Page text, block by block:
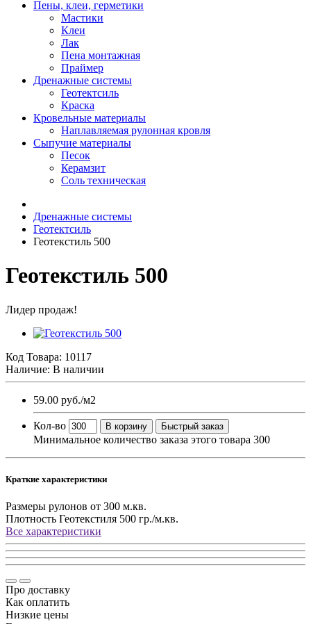
Пены, клеи, герметики
Мастики
Клеи
Лак
Пена монтажная
Праймер
Дренажные системы
Геотектсиль
Краска
Кровельные материалы
Наплавляемая рулонная кровля
Сыпучие материалы
Песок
Керамзит
Соль техническая
Дренажные системы
Геотектсиль
Геотекстиль 500
Геотекстиль 500
Лидер продаж!
Код Товара: 10117
Наличие: В наличии
59.00 руб./м2
Кол-во В корзину Быстрый заказ
Минимальное количество заказа этого товара 300
Краткие характеристики
Размеры рулонов от 300 м.кв.
Плотность Геотекстиля 500 гр./м.кв.
Все характеристики
Про доставку
Как оплатить
Низкие цены